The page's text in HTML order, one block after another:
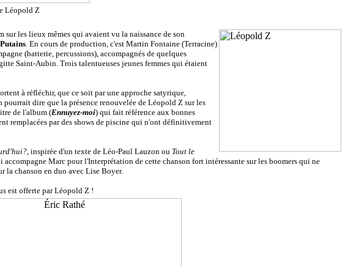
Léopold Z
sur les lieux mêmes qui avaient vu la naissance de son
. En cours de production, c'est Martin Fontaine (Terracine)
(batterie, percussions), accompagnés de quelques
Saint-Aubin. Trois talentueuses jeunes femmes qui étaient
à réfléchir, que ce soit par une approche satyrique,
dire que la présence renouvelée de Léopold Z sur les
de l'album (Ennuyez-moi) qui fait référence aux bonnes
remplacées par des shows de piscine qui n'ont définitivement
, inspirée d'un texte de Léo-Paul Lauzon ou Tout le
Marc pour l'Interprétation de cette chanson fort intéressante sur les boomers qui ne
la chanson en duo avec Lise Boyer.
est offerte par Léopold Z !